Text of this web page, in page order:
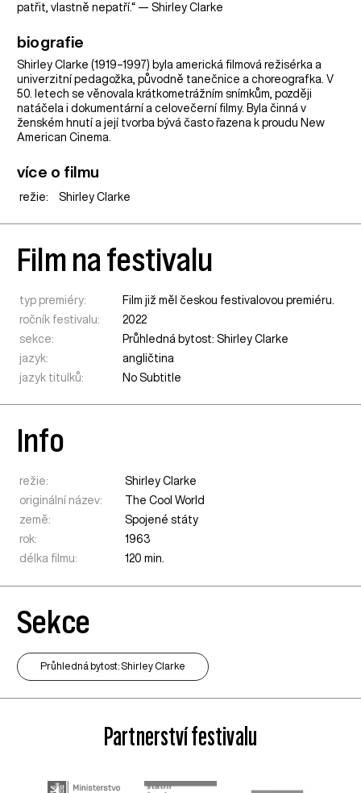
patřit, vlastně nepatří.“ — Shirley Clarke
biografie
Shirley Clarke (1919–1997) byla americká filmová režisérka a
univerzitní pedagožka, původně tanečnice a choreografka. V
50. letech se věnovala krátkometrážním snímkům, později
natáčela i dokumentární a celovečerní filmy. Byla činná v
ženském hnutí a její tvorba bývá často řazena k proudu New
American Cinema.
více o filmu
režie: Shirley Clarke
Film na festivalu
typ premiéry:
Film již měl českou festivalovou premiéru.
ročník festivalu:
2022
sekce:
Průhledná bytost: Shirley Clarke
jazyk:
angličtina
jazyk titulků:
No Subtitle
Info
režie:
Shirley Clarke
originální název:
The Cool World
země:
Spojené státy
rok:
1963
délka filmu:
120 min.
Sekce
Průhledná bytost: Shirley Clarke
Partnerství festivalu